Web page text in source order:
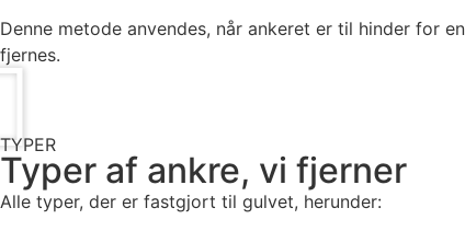
Denne metode anvendes, når ankeret er til hinder for
fjernes.
TYPER
Typer af ankre, vi fjerner
Alle typer, der er fastgjort til gulvet, herunder: